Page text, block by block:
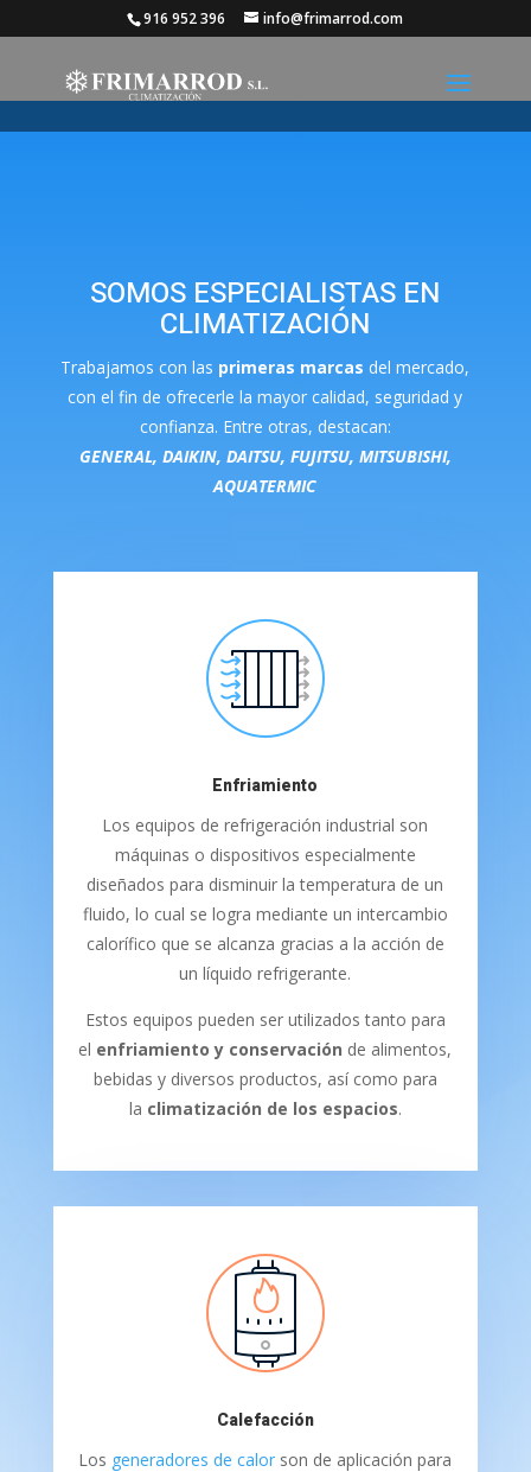
916 952 396 info@frimarrod.com
SOMOS ESPECIALISTAS EN
CLIMATIZACIÓN
Trabajamos con las primeras marcas del mercado,
con el fin de ofrecerle la mayor calidad, seguridad y
confianza. Entre otras, destacan:
GENERAL, DAIKIN, DAITSU, FUJITSU, MITSUBISHI,
AQUATERMIC
Enfriamiento
Los equipos de refrigeración industrial son
máquinas o dispositivos especialmente
diseñados para disminuir la temperatura de un
fluido, lo cual se logra mediante un intercambio
calorífico que se alcanza gracias a la acción de
un líquido refrigerante.
Estos equipos pueden ser utilizados tanto para
el enfriamiento y conservación de alimentos,
bebidas y diversos productos, así como para
la climatización de los espacios.
Calefacción
Los generadores de calor son de aplicación para